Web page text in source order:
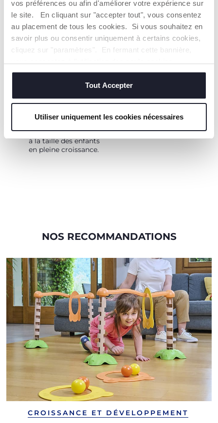
vos préférences ou afin d'améliorer votre expérience sur
le site. En cliquant sur "accepter tout", vous consentez
au placement de tous les cookies. Si vous souhaitez en
savoir plus ou consentir uniquement à certains cookies,
cliquez sur "paramètres". En fermant cette bannière,
techniques, qui sont essentiels au service demandé.
Tout Accepter
Utiliser uniquement les cookies nécessaires
draisienne est
fabriquée dans un
métal ultra-léger.
GUIDON ET SELLE
Le guidon et la selle se
règlent pour s'adapter
à la taille des enfants
en pleine croissance.
SÉCURITÉ
Une selle douce et
antidérapante et des
roues anti-crevaison.
NOS RECOMMANDATIONS
CROISSANCE ET DÉVELOPPEMENT